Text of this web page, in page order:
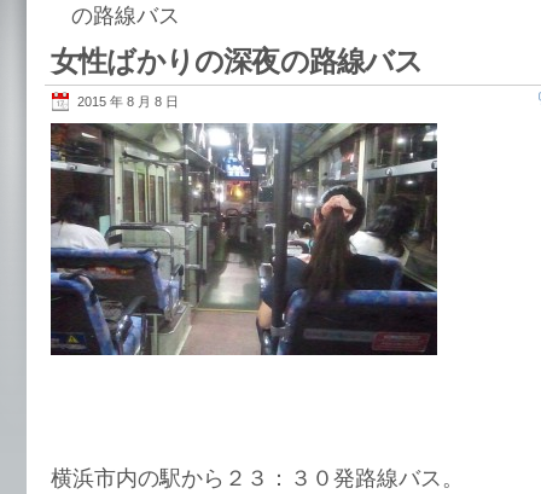
の路線バス
女性ばかりの深夜の路線バス
2015 年 8 月 8 日
横浜市内の駅から２３：３０発路線バス。